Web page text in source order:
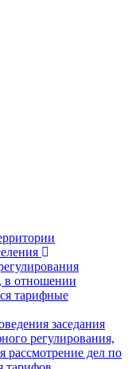
в отношении
тарифные
заседания
регулирования,
рассмотрение дел по